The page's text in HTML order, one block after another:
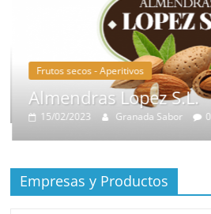
Frutos secos - Aperitivos
Almendras Lopez S.L.
15/02/2023 Granada Sabor 0
Empresas y Productos